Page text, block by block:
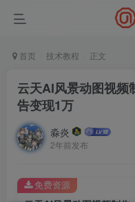
首页 技术教程 正文
云天AI风景动图视频
告变现1万
淼炎
2年前发布
免费资源